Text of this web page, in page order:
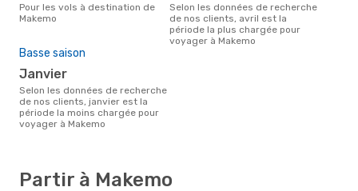
Pour les vols à destination de
Makemo
Selon les données de recherche
de nos clients, avril est la
période la plus chargée pour
voyager à Makemo
Basse saison
janvier
Selon les données de recherche
de nos clients, janvier est la
période la moins chargée pour
voyager à Makemo
Partir à Makemo